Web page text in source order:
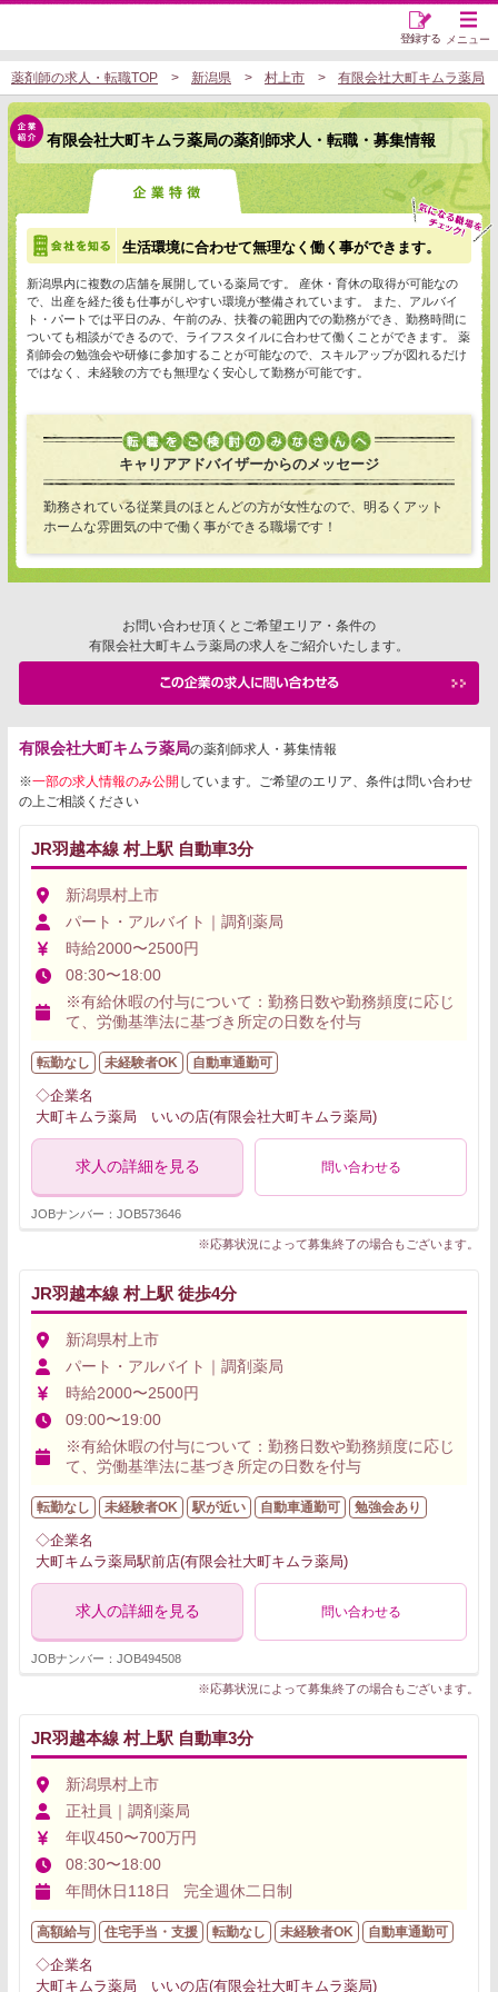
メニュー
登録する
薬剤師の求人・転職TOP 新潟県 村上市 有限会社大町キムラ薬局
有限会社大町キムラ薬局の薬剤師求人・転職・募集情報
生活環境に合わせて無理なく働く事ができます。
新潟県内に複数の店舗を展開している薬局です。 産休・育休の取得が可能なの
で、出産を経た後も仕事がしやすい環境が整備されています。 また、アルバイ
ト・パートでは平日のみ、午前のみ、扶養の範囲内での勤務ができ、勤務時間に
ついても相談ができるので、ライフスタイルに合わせて働くことができます。 薬
剤師会の勉強会や研修に参加することが可能なので、スキルアップが図れるだけ
ではなく、未経験の方でも無理なく安心して勤務が可能です。
キャリアアドバイザーからのメッセージ
勤務されている従業員のほとんどの方が女性なので、明るくアット
ホームな雰囲気の中で働く事ができる職場です！
お問い合わせ頂くとご希望エリア・条件の
有限会社大町キムラ薬局の求人をご紹介いたします。
有限会社大町キムラ薬局の薬剤師求人・募集情報
※一部の求人情報のみ公開 しています。ご希望のエリア、条件は問い合わせ
の上ご相談ください
JR羽越本線 村上駅 自動車3分
新潟県村上市
パート・アルバイト｜調剤薬局
時給2000〜2500円
08:30〜18:00
※有給休暇の付与について：勤務日数や勤務頻度に応じ
て、労働基準法に基づき所定の日数を付与
転勤なし 未経験者OK 自動車通勤可
◇企業名
大町キムラ薬局 いいの店(有限会社大町キムラ薬局)
求人の詳細を見る 問い合わせる
JOBナンバー：JOB573646
※応募状況によって募集終了の場合もございます。
JR羽越本線 村上駅 徒歩4分
新潟県村上市
パート・アルバイト｜調剤薬局
時給2000〜2500円
09:00〜19:00
※有給休暇の付与について：勤務日数や勤務頻度に応じ
て、労働基準法に基づき所定の日数を付与
転勤なし 未経験者OK 駅が近い 自動車通勤可 勉強会あり
◇企業名
大町キムラ薬局駅前店(有限会社大町キムラ薬局)
求人の詳細を見る 問い合わせる
JOBナンバー：JOB494508
※応募状況によって募集終了の場合もございます。
JR羽越本線 村上駅 自動車3分
新潟県村上市
正社員｜調剤薬局
年収450〜700万円
08:30〜18:00
年間休日118日 完全週休二日制
高額給与 住宅手当・支援 転勤なし 未経験者OK 自動車通勤可
◇企業名
大町キムラ薬局 いいの店(有限会社大町キムラ薬局)